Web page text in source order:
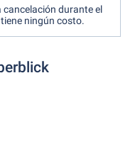
cancelación durante el
ningún costo.